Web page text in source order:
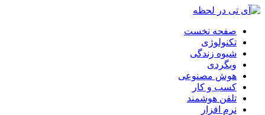
صفحه نخست
تکنولوژی
شیوه زندگی
وبگردی
هوش مصنوعی
کسب و کار
تلفن هوشمند
نرم افزار